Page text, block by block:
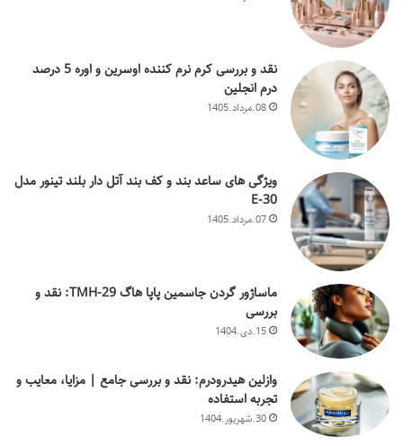
نقد و بررسی کرم نرم کننده اوسرین و اوره 5 درصد
درم انجلین
08.مرداد.1405
ویژگی های ساعد بند و کف بند آتل دار بلند تینور مدل
E-30
07.مرداد.1405
ماساژور گردن جاسمین پاپا هاگ TMH-29: نقد و
بررسی
15.دی.1404
وازلین هیدرودرم: نقد و بررسی جامع | مزایا، معایب و
تجربه استفاده
30.شهریور.1404